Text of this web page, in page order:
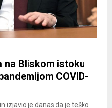
na Bliskom istoku
COVID-
izjavio je danas da je teško